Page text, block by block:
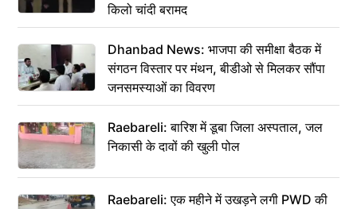
किलो चांदी बरामद
Dhanbad News: भाजपा की समीक्षा बैठक में
संगठन विस्तार पर मंथन, बीडीओ से मिलकर सौंपा
जनसमस्याओं का विवरण
Raebareli: बारिश में डूबा जिला अस्पताल, जल
निकासी के दावों की खुली पोल
Raebareli: एक महीने में उखड़ने लगी PWD की